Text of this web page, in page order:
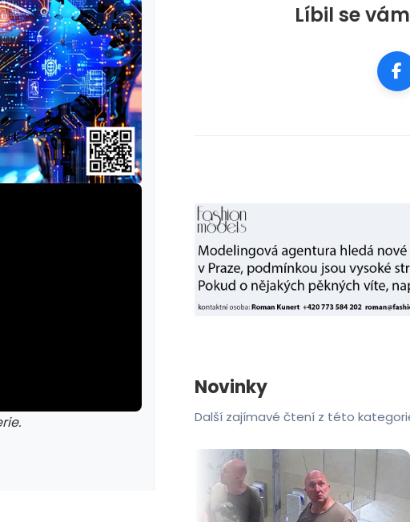
Líbil se
Novinky
Další zajímavé čtení z této